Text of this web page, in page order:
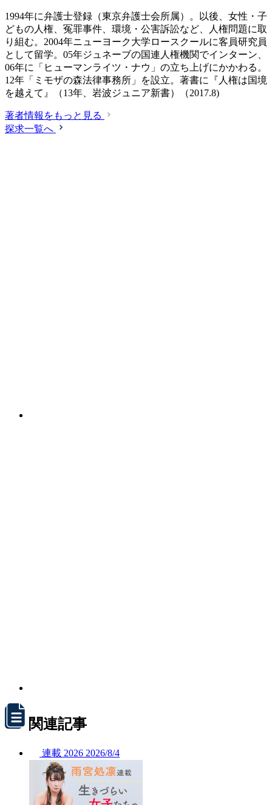
1994年に弁護士登録（東京弁護士会所属）。以後、女性・子
どもの人権、冤罪事件、環境・公害訴訟など、人権問題に取
り組む。2004年ニューヨーク大学ロースクールに客員研究員
として留学。05年ジュネーブの国連人権機関でインターン、
06年に「ヒューマンライツ・ナウ」の立ち上げにかかわる。
12年「ミモザの森法律事務所」を設立。著書に『人権は国境
を越えて』（13年、岩波ジュニア新書）（2017.8)
著者情報をもっと見る
探求一覧へ
関連記事
連載 2026 2026/8/4